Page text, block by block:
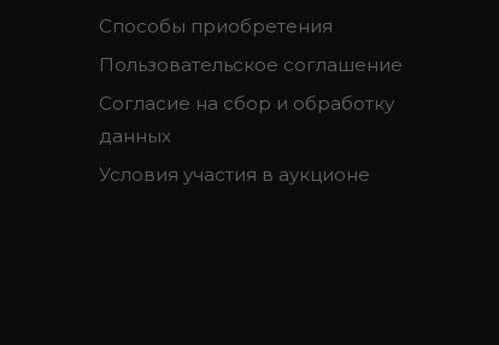
Способы приобретения
Пользовательское соглашение
Согласие на сбор и обработку
данных
Условия участия в аукционе